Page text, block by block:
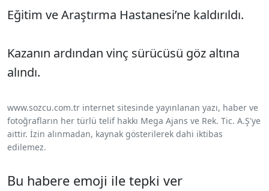
Eğitim ve Araştırma Hastanesi’ne kaldırıldı.
Kazanın ardından vinç sürücüsü göz altına
alındı.
www.sozcu.com.tr internet sitesinde yayınlanan yazı, haber ve
fotoğrafların her türlü telif hakkı Mega Ajans ve Rek. Tic. A.Ş'ye
aittir. İzin alınmadan, kaynak gösterilerek dahi iktibas
edilemez.
Bu habere emoji ile tepki ver